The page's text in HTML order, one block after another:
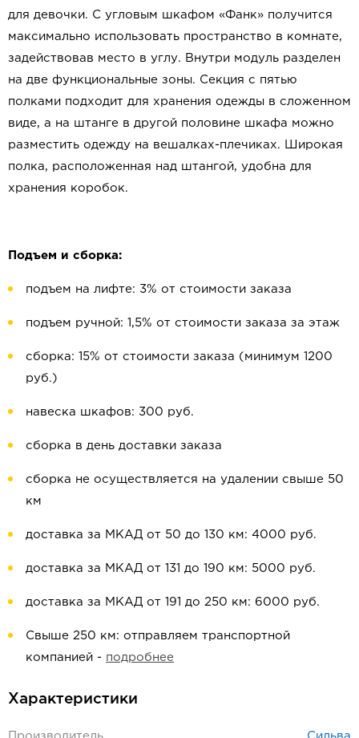
для девочки. С угловым шкафом «Фанк» получится
максимально использовать пространство в комнате,
задействовав место в углу. Внутри модуль разделен
на две функциональные зоны. Секция с пятью
полками подходит для хранения одежды в сложенном
виде, а на штанге в другой половине шкафа можно
разместить одежду на вешалках-плечиках. Широкая
полка, расположенная над штангой, удобна для
хранения коробок.
Подъем и сборка:
подъем на лифте: 3% от стоимости заказа
подъем ручной: 1,5% от стоимости заказа за этаж
сборка: 15% от стоимости заказа (минимум 1200
руб.)
навеска шкафов: 300 руб.
сборка в день доставки заказа
сборка не осуществляется на удалении свыше 50
км
доставка за МКАД от 50 до 130 км: 4000 руб.
доставка за МКАД от 131 до 190 км: 5000 руб.
доставка за МКАД от 191 до 250 км: 6000 руб.
Свыше 250 км: отправляем транспортной
компанией - подробнее
Характеристики